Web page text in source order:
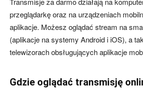
przeglądarkę oraz na urządzeniach
aplikacje. Możesz oglądać stream na
(aplikacje na systemy Android i iOS), a
telewizorach obsługujących aplikacje
Gdzie oglądać transmisję